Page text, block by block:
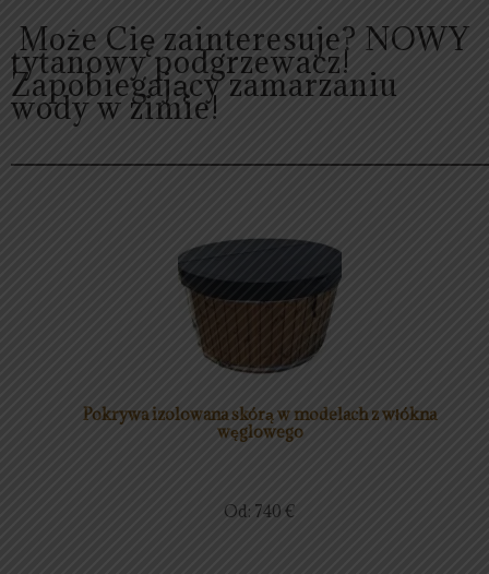
Może Cię zainteresuje? NOWY
tytanowy podgrzewacz!
Zapobiegający zamarzaniu
wody w zimie!
Pokrywa izolowana skórą w modelach z włókna
węglowego
Od: 740 €